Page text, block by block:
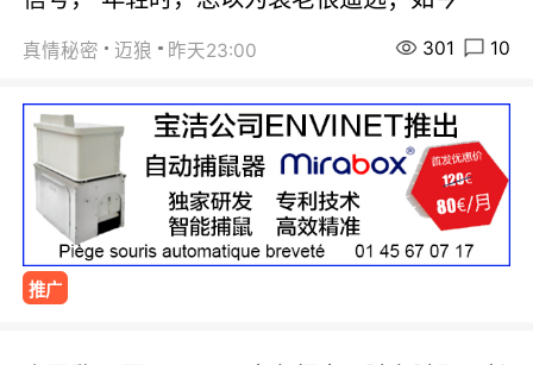
真情秘密 迈狼 昨天23:00 301 10
推广